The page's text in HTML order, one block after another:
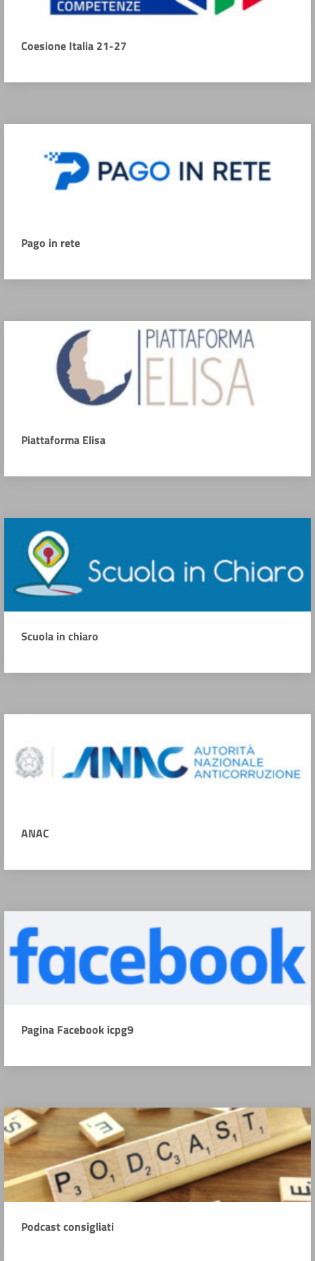
Coesione Italia 21-27
Pago in rete
Piattaforma Elisa
Scuola in chiaro
ANAC
Pagina Facebook icpg9
Podcast consigliati